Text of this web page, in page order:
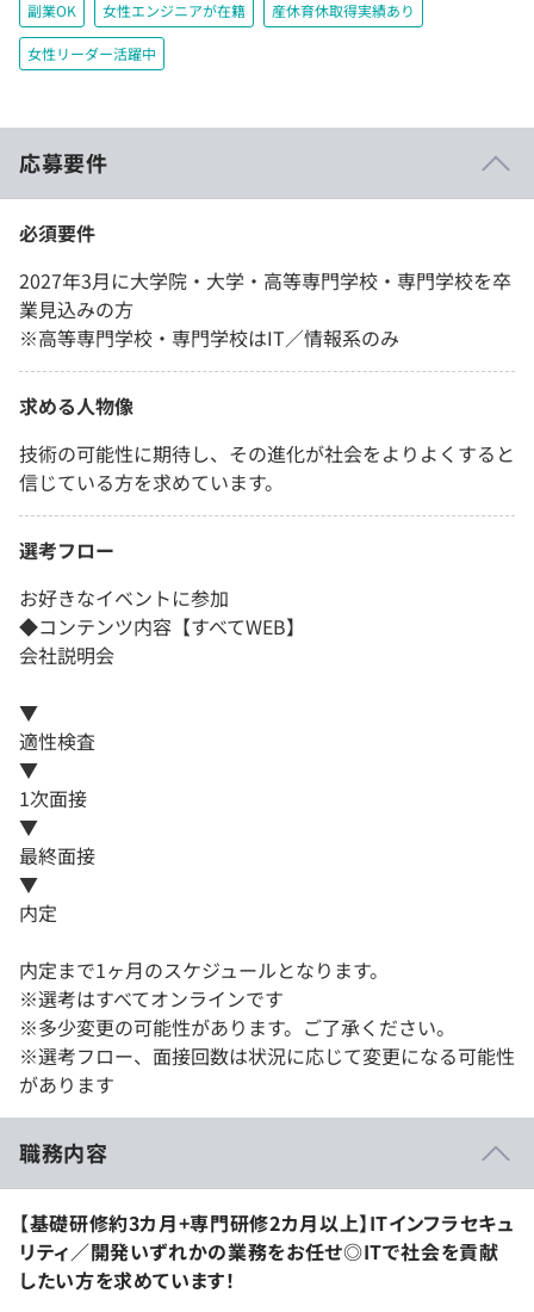
副業OK 女性エンジニアが在籍 産休育休取得実績あり
女性リーダー活躍中
応募要件
必須要件
2027年3月に大学院・大学・高等専門学校・専門学校を卒
業見込みの方
※高等専門学校・専門学校はIT／情報系のみ
求める人物像
技術の可能性に期待し、その進化が社会をよりよくすると
信じている方を求めています。
選考フロー
お好きなイベントに参加
◆コンテンツ内容【すべてWEB】
会社説明会
▼
適性検査
▼
1次面接
▼
最終面接
▼
内定
内定まで1ヶ月のスケジュールとなります。
※選考はすべてオンラインです
※多少変更の可能性があります。ご了承ください。
※選考フロー、面接回数は状況に応じて変更になる可能性
があります
職務内容
【基礎研修約3カ月+専門研修2カ月以上】ITインフラセキュ
リティ／開発いずれかの業務をお任せ◎ITで社会を貢献
したい方を求めています！